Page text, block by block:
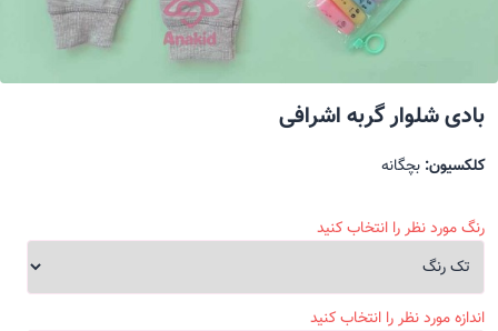
بادی شلوار گربه اشرافی
کلکسیون: بچگانه
رنگ مورد نظر را انتخاب کنید
اندازه مورد نظر را انتخاب کنید